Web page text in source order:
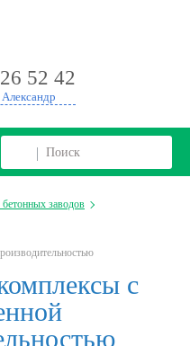
52 42
заводов
с